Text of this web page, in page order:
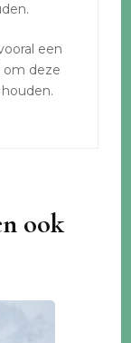
een
om deze
ook